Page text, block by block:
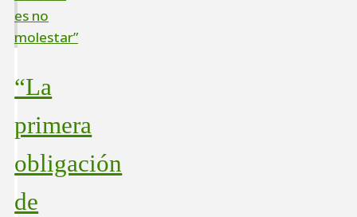
“La
primera
obligación
de